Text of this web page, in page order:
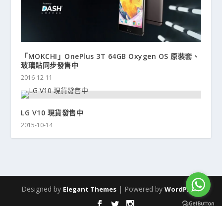
「MOKCHI」OnePlus 3T 64GB Oxygen OS 原裝套、
玻璃貼同步發售中
2016-12-11
LG V10 現貨發售中
2015-10-14
Designed by Elegant Themes | Powered by WordPress